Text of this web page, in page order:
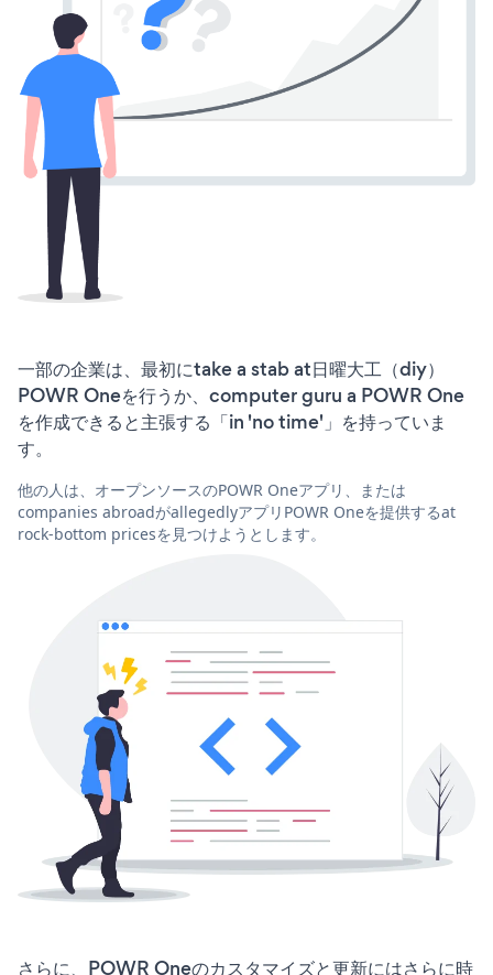
一部の企業は、最初にtake a stab at日曜大工（diy）
POWR Oneを行うか、computer guru a POWR One
を作成できると主張する「in 'no time'」を持っていま
す。
他の人は、オープンソースのPOWR Oneアプリ、または
companies abroadがallegedlyアプリPOWR Oneを提供するat
rock-bottom pricesを見つけようとします。
さらに、POWR Oneのカスタマイズと更新にはさらに時